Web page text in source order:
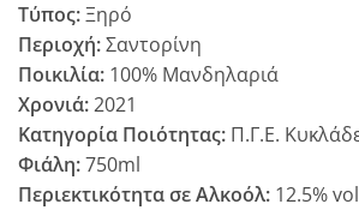
Τύπος:Ξηρό
Περιοχή:Σαντορίνη
Ποικιλία: 100% Μανδηλαριά
Χρονιά:2021
Κατηγορία Ποιότητας: Π.Γ.Ε.
Φιάλη:750ml
Περιεκτικότητα σε Αλκοόλ: 12.5% vol